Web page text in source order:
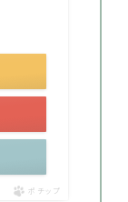
ポチップ